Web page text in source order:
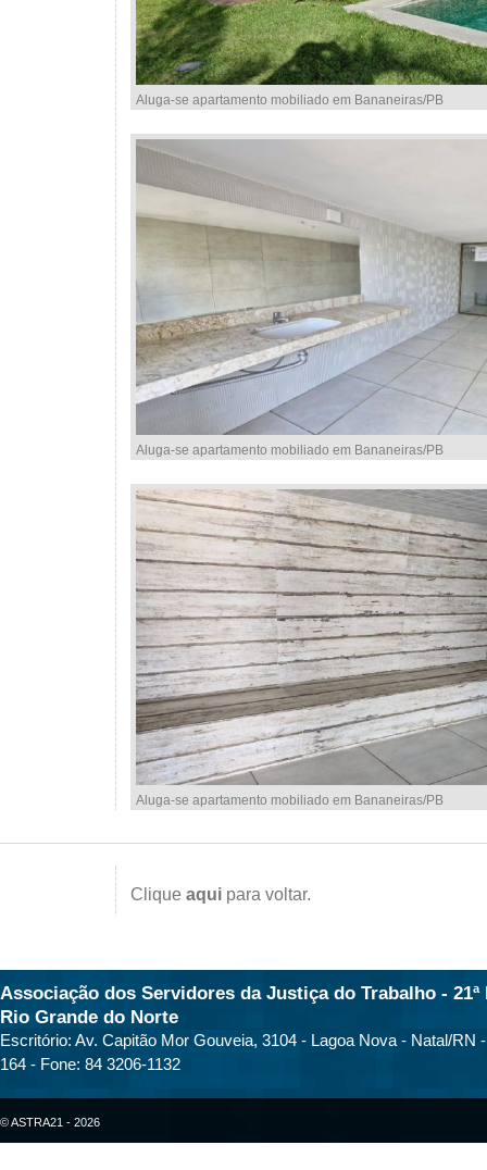
Aluga-se apartamento mobiliado em Bananeiras/PB
Aluga-se apartamento mobiliado em Bananeiras/PB
Aluga-se apartamento mobiliado em Bananeiras/PB
Clique aqui para voltar.
Associação dos Servidores da Justiça do Trabalho - 21ª
Rio Grande do Norte
Escritório: Av. Capitão Mor Gouveia, 3104 - Lagoa Nova - Natal/RN
164 - Fone: 84 3206-1132
© ASTRA21 - 2026